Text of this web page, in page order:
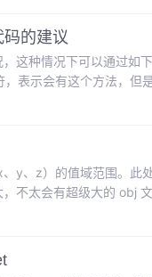
的建议
这种情况下可以通过如
表示会有这个方法，但
引发一些预料之外的
y、z）的值域范围。此
不太会有超级大的 obj
爆内存），如果只是对